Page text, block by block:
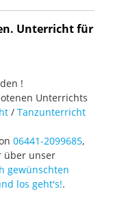
Unterricht für
!
Unterrichts
/ Tanzunterricht
06441-2099685,
unser
gewünschten
los geht's!.